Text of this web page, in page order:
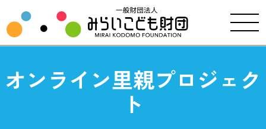
オンライン里親プロジェク
ト